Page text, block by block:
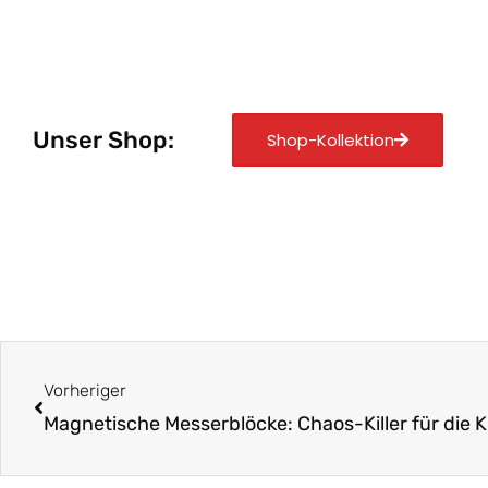
Unser Shop: Shop-Kollektion
Vorheriger
Magnetische Messerblöcke: Chaos-Killer für die